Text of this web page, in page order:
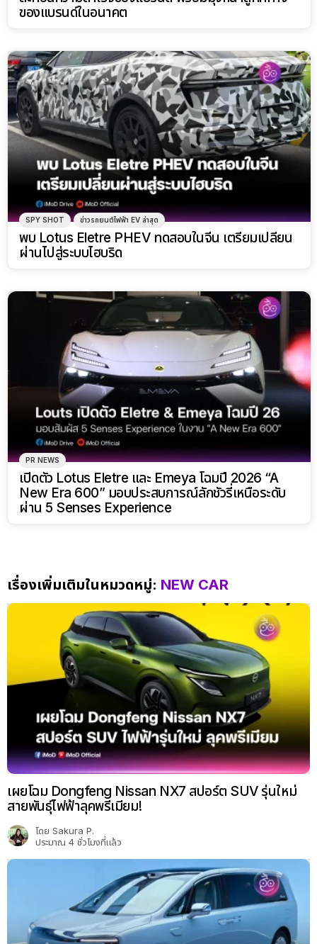
ของแบรนด์ในอนาคต
SPY SHOT ข่าวรถยนต์ไฟฟ้า EV ล่าสุด
พบ Lotus Eletre PHEV ทดสอบในจีน เตรียมเปลี่ยน
ผ่านไปสู่ระบบไฮบริด
PR NEWS
เปิดตัว Lotus Eletre และ Emeya โฉมปี 2026 “A
New Era 600” มอบประสบการณ์ลักชัวรี่เหนือระดับ
ผ่าน 5 Senses Experience
เรื่องเพิ่มเติมในหมวดหมู่: NEW CAR
เผยโฉม Dongfeng Nissan NX7 สปอร์ต SUV รุ่นใหม่
สายพันธุ์ไฟฟ้าลุคพรีเมียม!
โดย Sakura P.
ประมาณ 4 ชั่วโมงที่แล้ว